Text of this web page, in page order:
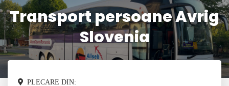
Transport persoane Avrig
Slovenia
PLECARE DIN: